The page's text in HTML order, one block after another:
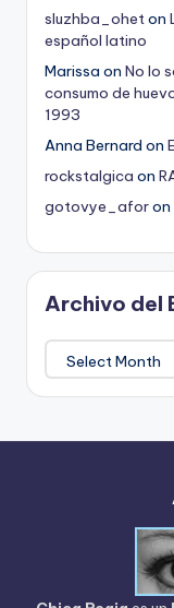
sluzhba_oheton
español latino
Marissa on No lo
consumo de
1993
Anna Bernard on
rockstalgica on
gotovye_aforon
Archivo del
Archivo
del
Blog